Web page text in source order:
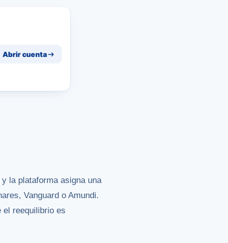
Abrir cuenta
la plataforma asigna una
Vanguard o Amundi.
el reequilibrio es